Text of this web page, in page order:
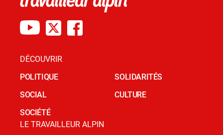
DÉCOUVRIR
POLITIQUE
SOCIAL
SOCIÉTÉ
SOLIDARITÉS
CULTURE
LE TRAVAILLEUR ALPIN